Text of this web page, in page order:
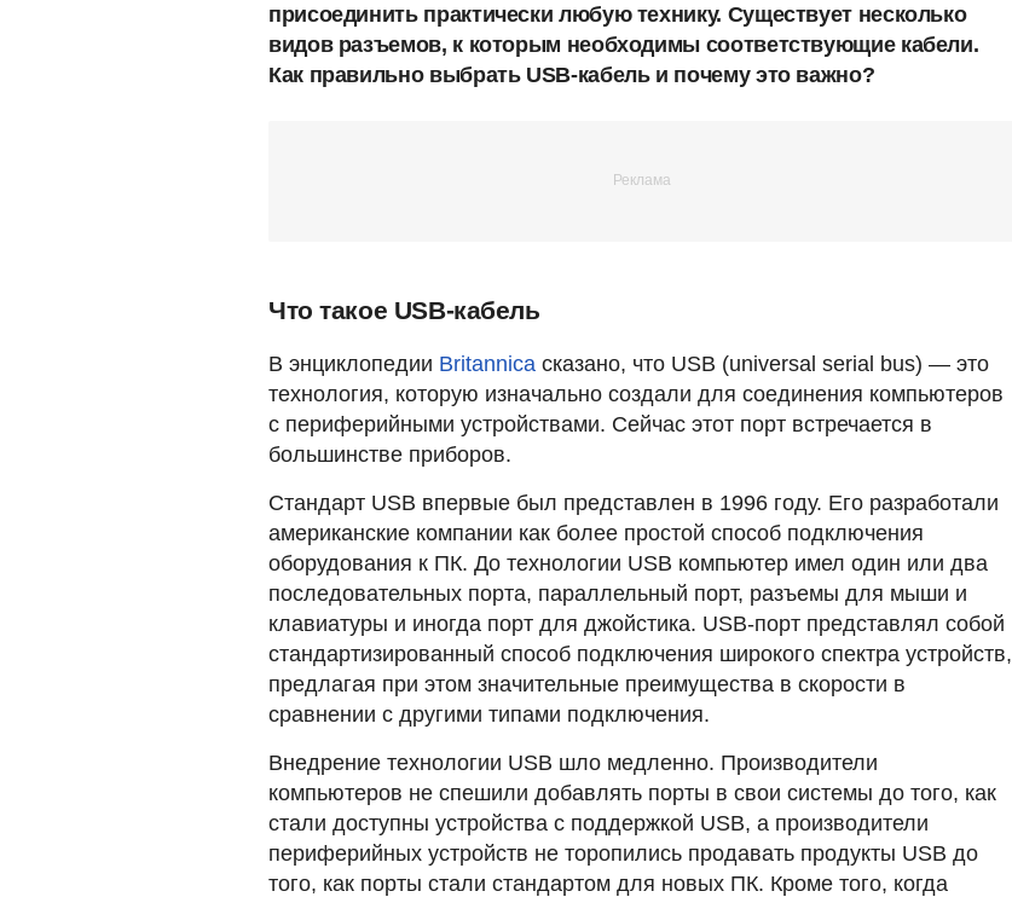
присоединить практически любую технику. Существует несколько
видов разъемов, к которым необходимы соответствующие кабели.
Как правильно выбрать USB-кабель и почему это важно?
Что такое USB-кабель
В энциклопедии Britannica сказано, что USB (universal serial bus) — это
технология, которую изначально создали для соединения компьютеров
с периферийными устройствами. Сейчас этот порт встречается в
большинстве приборов.
Стандарт USB впервые был представлен в 1996 году. Его разработали
американские компании как более простой способ подключения
оборудования к ПК. До технологии USB компьютер имел один или два
последовательных порта, параллельный порт, разъемы для мыши и
клавиатуры и иногда порт для джойстика. USB-порт представлял собой
стандартизированный способ подключения широкого спектра устройств,
предлагая при этом значительные преимущества в скорости в
сравнении с другими типами подключения.
Внедрение технологии USB шло медленно. Производители
компьютеров не спешили добавлять порты в свои системы до того, как
стали доступны устройства с поддержкой USB, а производители
периферийных устройств не торопились продавать продукты USB до
того, как порты стали стандартом для новых ПК. Кроме того, когда